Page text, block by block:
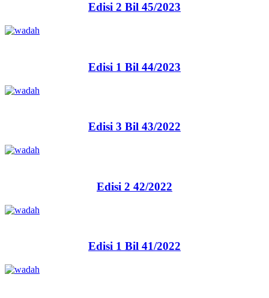
Edisi 2 Bil 45/2023
Edisi 1 Bil 44/2023
Edisi 3 Bil 43/2022
Edisi 2 42/2022
Edisi 1 Bil 41/2022